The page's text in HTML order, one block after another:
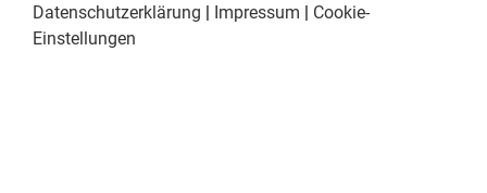
Ein herzliches Dankeschön gilt vorab schon
einmal den Mitgliedern des Organisationsteams,
Datenschutzerklärung | Impressum | Cookie-
Einstellungen